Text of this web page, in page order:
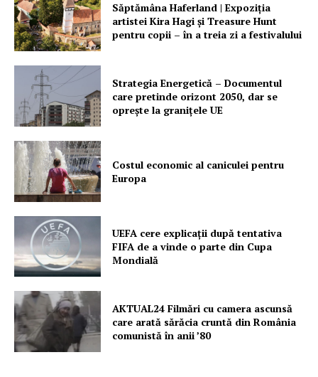
Săptămâna Haferland | Expoziţia
artistei Kira Hagi şi Treasure Hunt
pentru copii – în a treia zi a festivalului
Strategia Energetică – Documentul
care pretinde orizont 2050, dar se
oprește la granițele UE
Costul economic al caniculei pentru
Europa
UEFA cere explicații după tentativa
FIFA de a vinde o parte din Cupa
Mondială
AKTUAL24 Filmări cu camera ascunsă
care arată sărăcia cruntă din România
comunistă în anii ’80